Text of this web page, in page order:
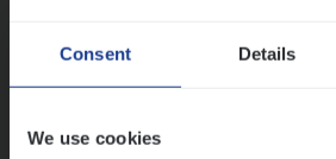
Consent Details
We use cookies
Ons sollicitatieproces